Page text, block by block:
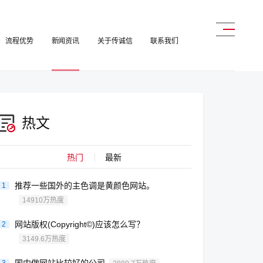
流程优势 新闻资讯 关于传诚信 联系我们
热文
热门 最新
1 推荐一些国外的主色调是黄颜色网站。
14910万热度
2 网站版权(Copyright©)应该怎么写？
3149.6万热度